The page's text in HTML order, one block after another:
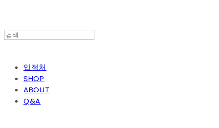
입점처
SHOP
ABOUT
Q&A